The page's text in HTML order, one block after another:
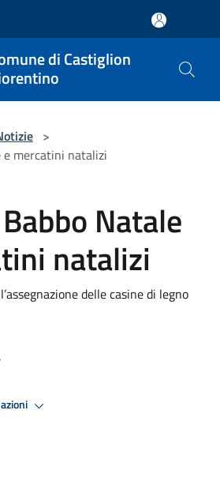
di Castiglion
>
e mercatini natalizi
Natale
natalizi
delle casine di legno